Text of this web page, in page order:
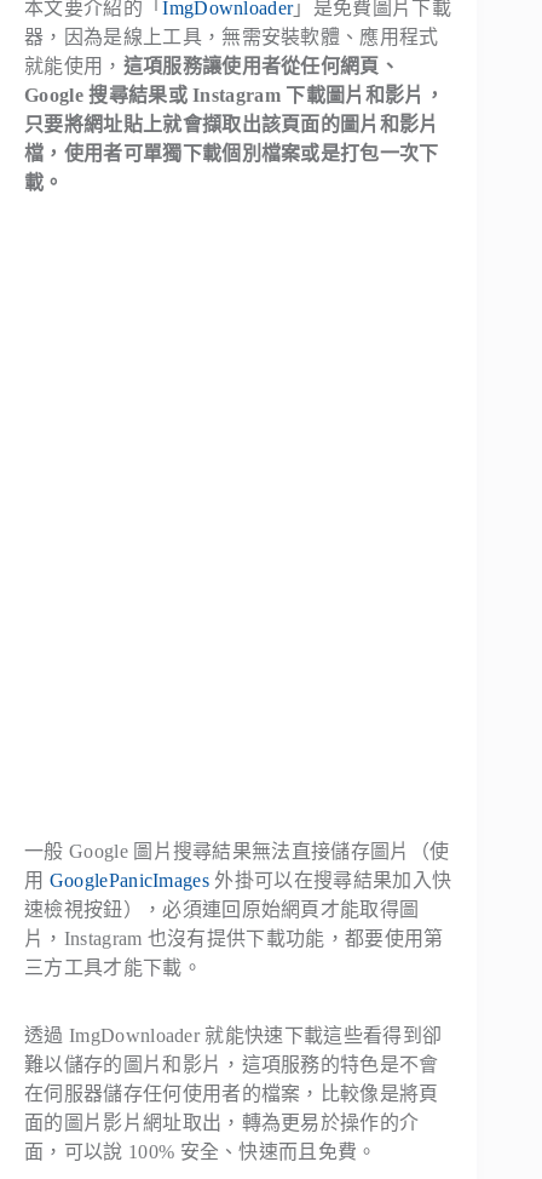
本文要介紹的「ImgDownloader」是免費圖片下載
器，因為是線上工具，無需安裝軟體、應用程式
就能使用， 這項服務讓使用者從任何網頁、
Google 搜尋結果或 Instagram 下載圖片和影片，
只要將網址貼上就會擷取出該頁面的圖片和影片
檔，使用者可單獨下載個別檔案或是打包一次下
載。
一般 Google 圖片搜尋結果無法直接儲存圖片（使
用 GooglePanicImages 外掛可以在搜尋結果加入快
速檢視按鈕），必須連回原始網頁才能取得圖
片，Instagram 也沒有提供下載功能，都要使用第
三方工具才能下載。
透過 ImgDownloader 就能快速下載這些看得到卻
難以儲存的圖片和影片，這項服務的特色是不會
在伺服器儲存任何使用者的檔案，比較像是將頁
面的圖片影片網址取出，轉為更易於操作的介
面，可以說 100% 安全、快速而且免費。